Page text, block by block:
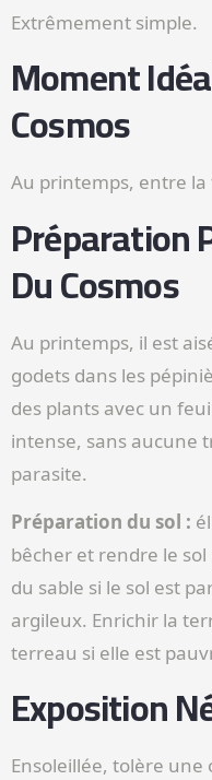
Extrêmement simple.
Moment
Cosmos
Au printemps, entre
Préparation
Du Cosmos
Au printemps, il est
godets dans les
des plants avec un
intense, sans aucune
parasite.
Préparation du sol :
bêcher et rendre le
du sable si le sol est
argileux. Enrichir la
terreau si elle est
Exposition
Ensoleillée, tolère une